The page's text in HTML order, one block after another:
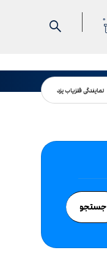
0
نمایندگی فلزیاب یزد
جستجو